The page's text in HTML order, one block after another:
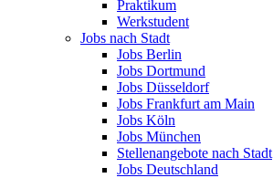
Praktikum
Werkstudent
Jobs nach Stadt
Jobs Berlin
Jobs Dortmund
Jobs Düsseldorf
Jobs Frankfurt am Main
Jobs Köln
Jobs München
Stellenangebote nach Stadt
Jobs Deutschland